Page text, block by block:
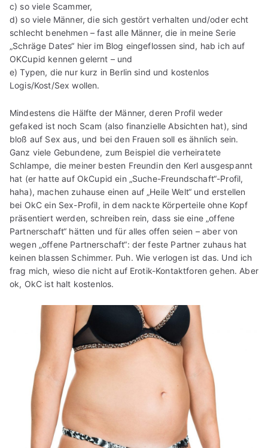
c) so viele Scammer,
d) so viele Männer, die sich gestört verhalten und/oder echt
schlecht benehmen – fast alle Männer, die in meine Serie
„Schräge Dates“ hier im Blog eingeflossen sind, hab ich auf
OKCupid kennen gelernt – und
e) Typen, die nur kurz in Berlin sind und kostenlos
Logis/Kost/Sex wollen.
Mindestens die Hälfte der Männer, deren Profil weder
gefaked ist noch Scam (also finanzielle Absichten hat), sind
bloß auf Sex aus, und bei den Frauen soll es ähnlich sein.
Ganz viele Gebundene, zum Beispiel die verheiratete
Schlampe, die meiner besten Freundin den Kerl ausgespannt
hat (er hatte auf OkCupid ein „Suche-Freundschaft“-Profil,
haha), machen zuhause einen auf „Heile Welt“ und erstellen
bei OkC ein Sex-Profil, in dem nackte Körperteile ohne Kopf
präsentiert werden, schreiben rein, dass sie eine „offene
Partnerschaft“ hätten und für alles offen seien – aber von
wegen „offene Partnerschaft“: der feste Partner zuhaus hat
keinen blassen Schimmer. Puh. Wie verlogen ist das. Und ich
frag mich, wieso die nicht auf Erotik-Kontaktforen gehen. Aber
ok, OkC ist halt kostenlos.